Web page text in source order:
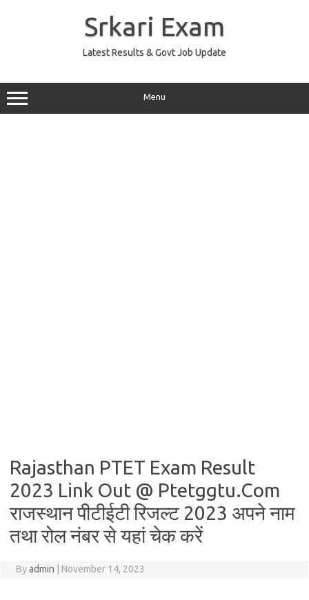
Srkari Exam
Latest Results & Govt Job Update
Menu
Rajasthan PTET Exam Result
2023 Link Out @ Ptetggtu.Com
राजस्थान पीटीईटी रिजल्ट 2023 अपने नाम
तथा रोल नंबर से यहां चेक करें
Byadmin November 14, 2023